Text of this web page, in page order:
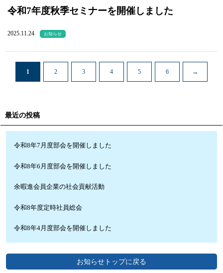
令和7年度秋季セミナーを開催しました
2025.11.24 お知らせ
1 2 3 4 5 6 →
最近の投稿
令和8年7月度部会を開催しました
令和8年6月度部会を開催しました
余暇進会員企業の社会貢献活動
令和8年度定時社員総会
令和8年4月度部会を開催しました
お知らせトップに戻る